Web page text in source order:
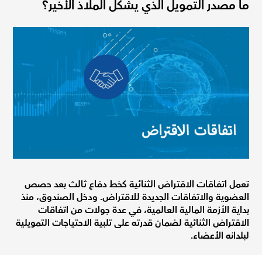
ما مصدر التمويل الذي يشكل الملاذ الأخير؟
تعمل اتفاقات الاقتراض الثنائية كخط دفاع ثالث بعد حصص
العضوية والاتفاقات الجديدة للاقتراض. ودخل الصندوق، منذ
بداية الأزمة المالية العالمية، في عدة جولات من اتفاقات
الاقتراض الثنائية لضمان قدرته على تلبية الاحتياجات التمويلية
لبلدانه الأعضاء.